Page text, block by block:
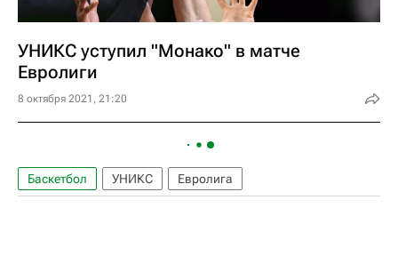
УНИКС уступил "Монако" в матче
Евролиги
8 октября 2021, 21:20
Баскетбол УНИКС Евролига